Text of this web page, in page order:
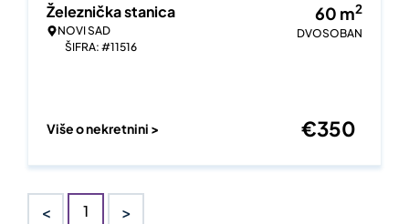
Železnička stanica
NOVI SAD
ŠIFRA: #11516
60 m2
DVOSOBAN
Više o nekretnini > €350
< 1 >